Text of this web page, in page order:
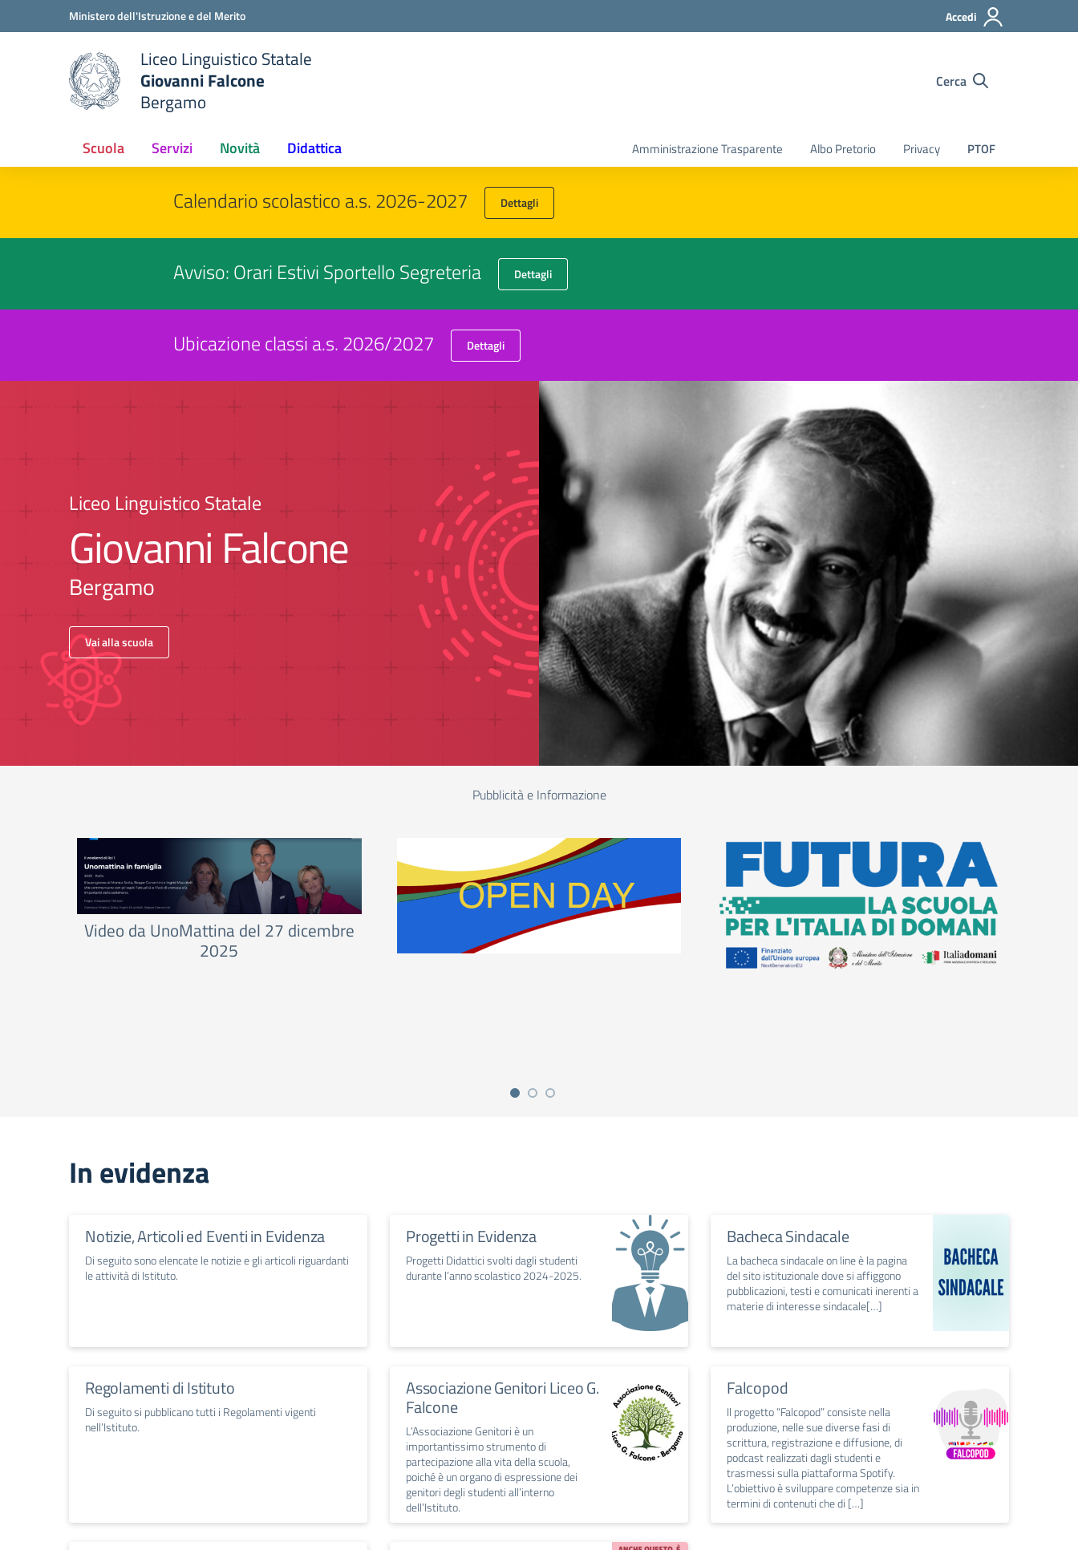
Vai ai contenuti
Vai al menu di navigazioneMinistero dell'Istruzione e del Merito Accedi
Liceo Linguistico Statale
Giovanni Falcone
Bergamo
Cerca
Scuola Servizi Novità Didattica Amministrazione Trasparente Albo Pretorio Privacy PTOF
Calendario scolastico a.s. 2026-2027 Dettagli
Avviso: Orari Estivi Sportello Segreteria Dettagli
Ubicazione classi a.s. 2026/2027 Dettagli
Liceo Linguistico Statale
Giovanni Falcone
Bergamo
Vai alla scuola
Pubblicità e Informazione
Video da UnoMattina del 27 dicembre
2025
In evidenza
Notizie, Articoli ed Eventi in Evidenza
Di seguito sono elencate le notizie e gli articoli riguardanti
le attività di Istituto.
Progetti in Evidenza
Progetti Didattici svolti dagli studenti
durante l’anno scolastico 2024-2025.
Bacheca Sindacale
La bacheca sindacale on line è la pagina
del sito istituzionale dove si affiggono
pubblicazioni, testi e comunicati inerenti a
materie di interesse sindacale[…]
Regolamenti di Istituto
Di seguito si pubblicano tutti i Regolamenti vigenti
nell’Istituto.
Associazione Genitori Liceo G.
Falcone
L’Associazione Genitori è un
importantissimo strumento di
partecipazione alla vita della scuola,
poiché è un organo di espressione dei
genitori degli studenti all’interno
dell’Istituto.
Falcopod
Il progetto “Falcopod” consiste nella
produzione, nelle sue diverse fasi di
scrittura, registrazione e diffusione, di
podcast realizzati dagli studenti e
trasmessi sulla piattaforma Spotify.
L’obiettivo è sviluppare competenze sia in
termini di contenuti che di […]